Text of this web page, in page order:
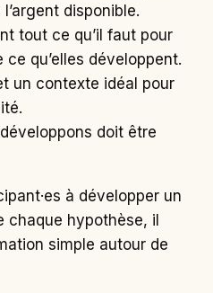
disponible.
tout ce qu’il faut pour
qu’elles développent.
un contexte idéal pour
doit être
à développer un
chaque hypothèse, il
simple autour de